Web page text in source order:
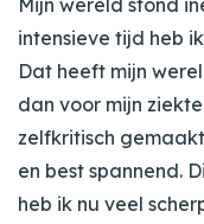
Mijn wereld stond
intensieve tijd heb
Dat heeft mijn
dan voor mijn
zelfkritisch
en best spannend.
heb ik nu veel